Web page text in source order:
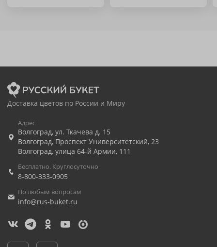
Доставка цветов по России и Миру
Адрес
Волгоград, ул. Ткачева д. 15
Волгоград, Проспект Университетский, 23
Волгоград, улица 64-й Армии, 111
Бесплатно. Круглосуточно
8-800-333-0905
По любым вопросам
info@rus-buket.ru